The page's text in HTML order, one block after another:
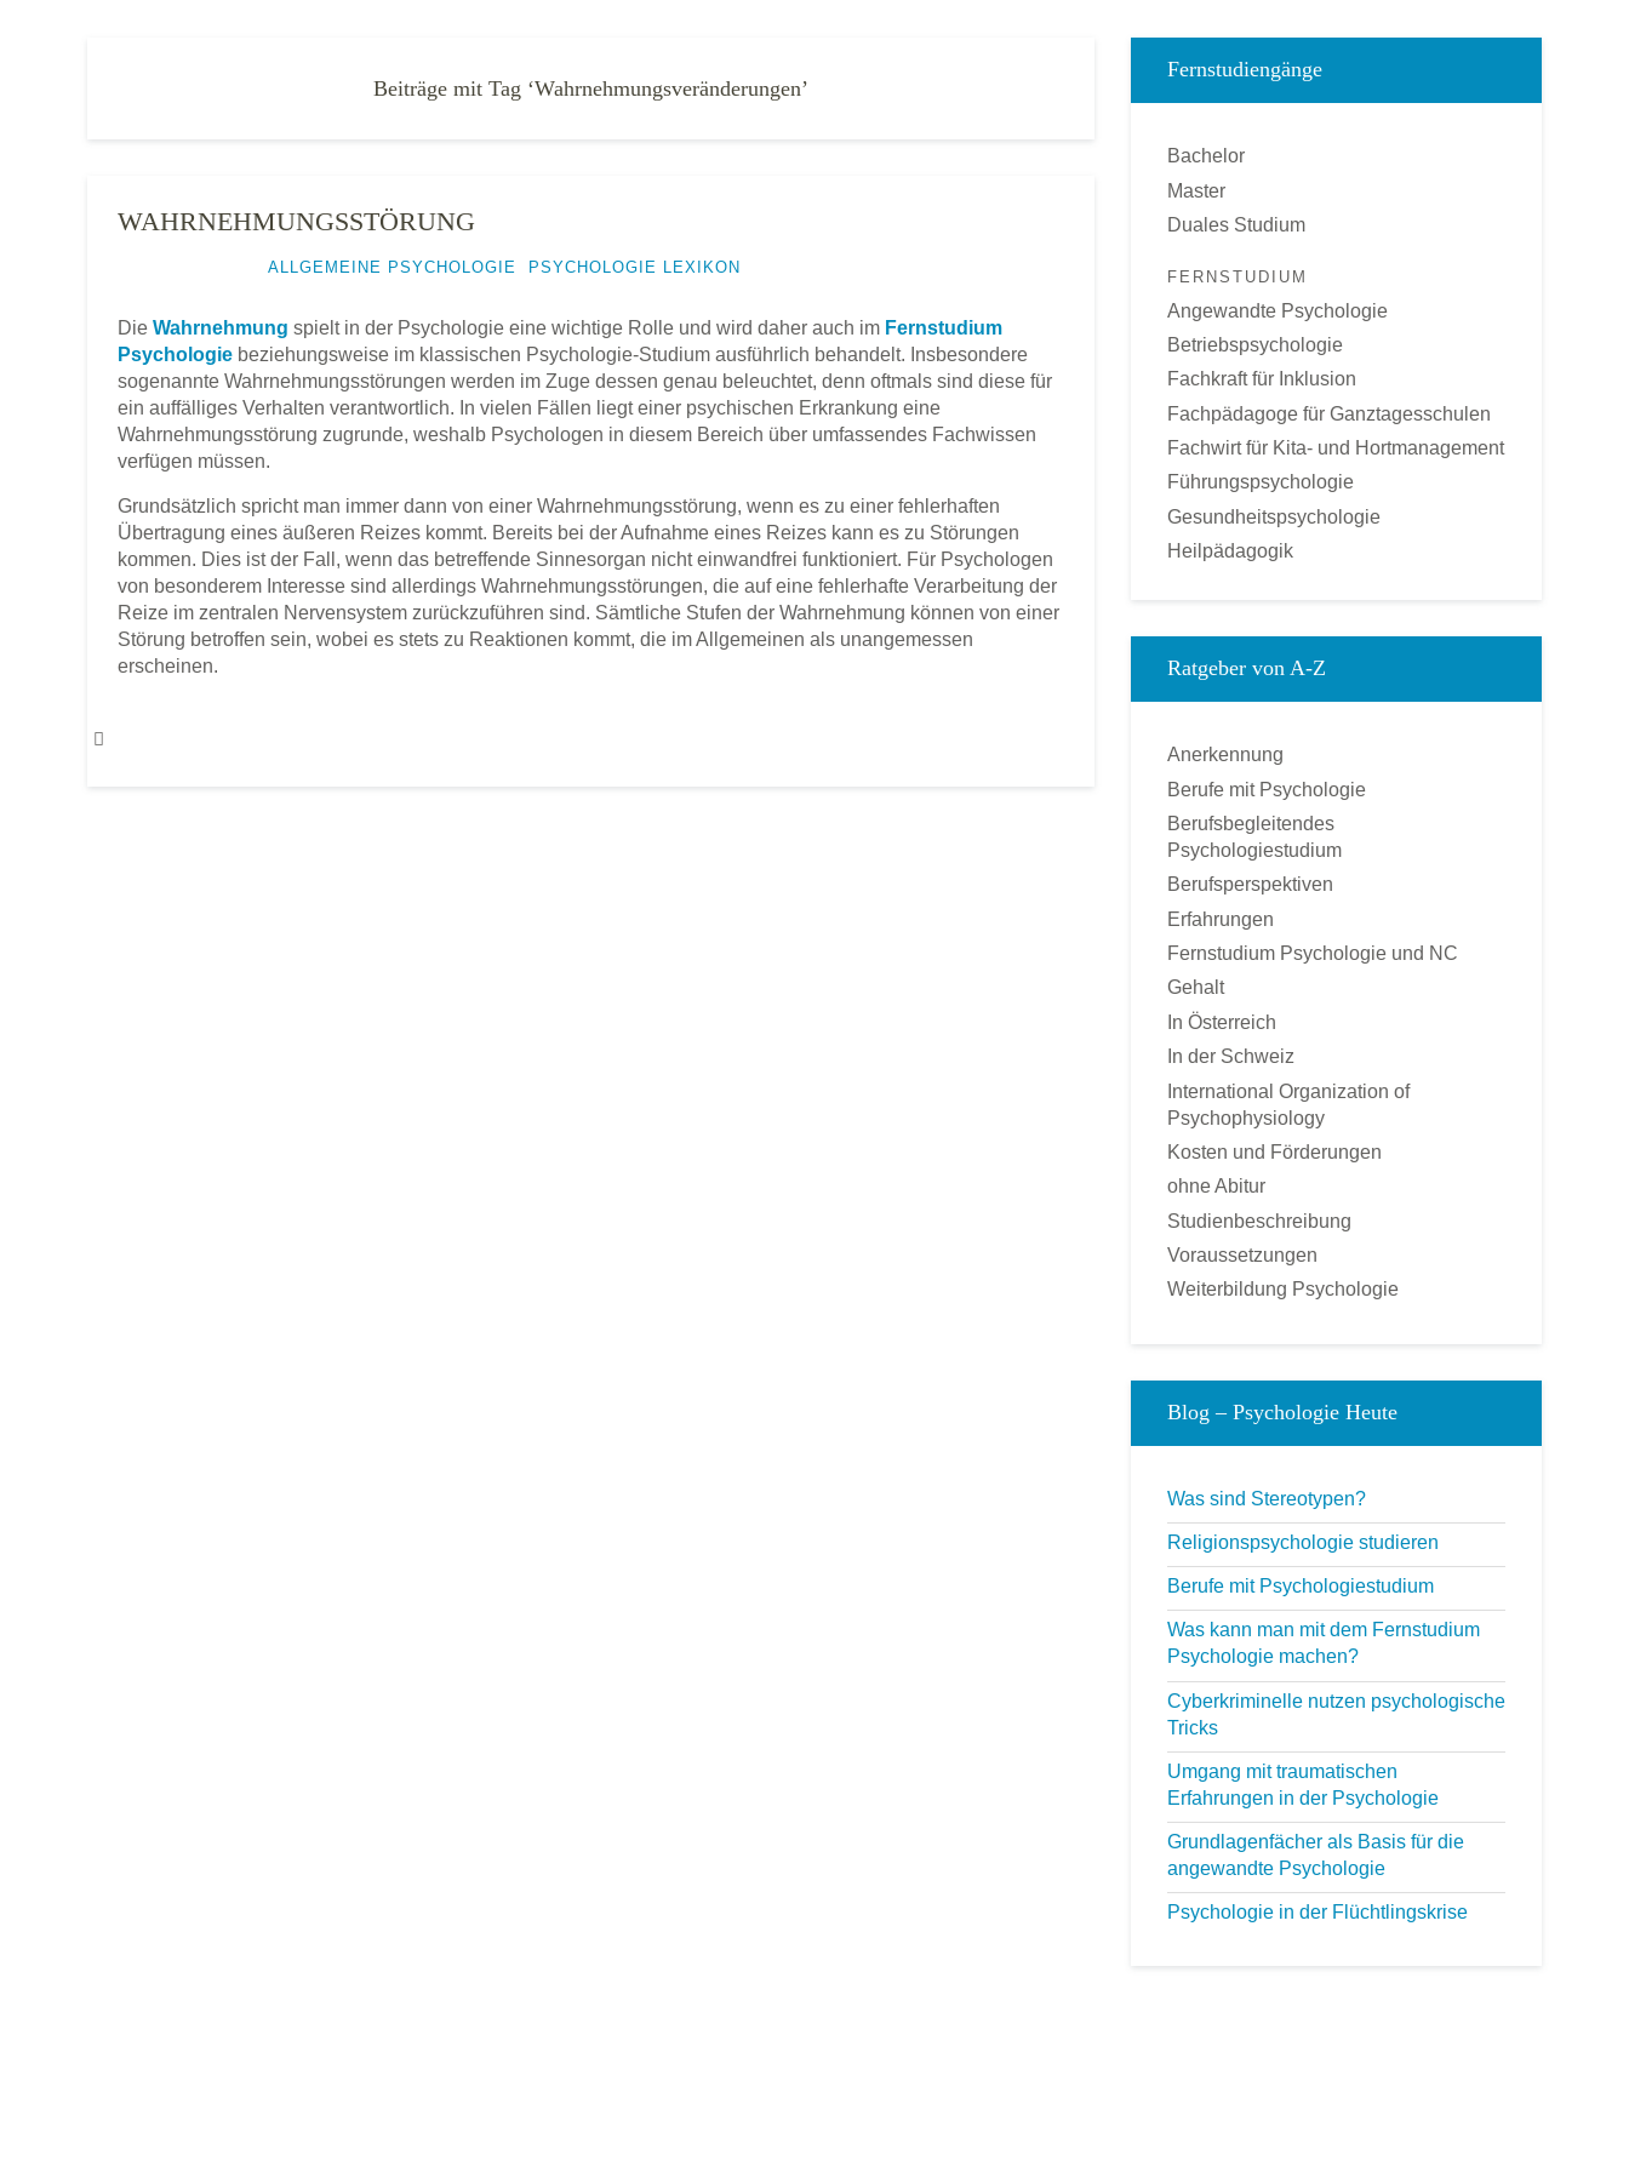
Beiträge mit Tag ‘Wahrnehmungsveränderungen’
WAHRNEHMUNGSSTÖRUNG
ALLGEMEINE PSYCHOLOGIE PSYCHOLOGIE LEXIKON
Die Wahrnehmung spielt in der Psychologie eine wichtige Rolle und wird daher auch im Fernstudium
Psychologie beziehungsweise im klassischen Psychologie-Studium ausführlich behandelt. Insbesondere
sogenannte Wahrnehmungsstörungen werden im Zuge dessen genau beleuchtet, denn oftmals sind diese für
ein auffälliges Verhalten verantwortlich. In vielen Fällen liegt einer psychischen Erkrankung eine
Wahrnehmungsstörung zugrunde, weshalb Psychologen in diesem Bereich über umfassendes Fachwissen
verfügen müssen.
Grundsätzlich spricht man immer dann von einer Wahrnehmungsstörung, wenn es zu einer fehlerhaften
Übertragung eines äußeren Reizes kommt. Bereits bei der Aufnahme eines Reizes kann es zu Störungen
kommen. Dies ist der Fall, wenn das betreffende Sinnesorgan nicht einwandfrei funktioniert. Für Psychologen
von besonderem Interesse sind allerdings Wahrnehmungsstörungen, die auf eine fehlerhafte Verarbeitung der
Reize im zentralen Nervensystem zurückzuführen sind. Sämtliche Stufen der Wahrnehmung können von einer
Störung betroffen sein, wobei es stets zu Reaktionen kommt, die im Allgemeinen als unangemessen
erscheinen.
Fernstudiengänge
Bachelor
Master
Duales Studium
FERNSTUDIUM
Angewandte Psychologie
Betriebspsychologie
Fachkraft für Inklusion
Fachpädagoge für Ganztagesschulen
Fachwirt für Kita- und Hortmanagement
Führungspsychologie
Gesundheitspsychologie
Heilpädagogik
Ökonomische Psychologie
Pädagogische Psychologie
Personal und Business Coach
Praktische Psychologie
Psychologie
Psychologischer Berater
Psychotherapie – Heilpraktiker
Rechtspsychologie
Sozialpsychologie
Soziologie
Sportpsychologie
Angst- und Stressbewältigung
Konfliktmanagement
Lerncoach
Mediation
Mentaltrainer
NLP Ausbildung
Palliativbegleiter
Persönlichkeitstraining
Stressmanagement
Suchtberatung
Ratgeber von A-Z
Anerkennung
Berufe mit Psychologie
Berufsbegleitendes
Psychologiestudium
Berufsperspektiven
Erfahrungen
Fernstudium Psychologie und NC
Gehalt
In Österreich
In der Schweiz
International Organization of
Psychophysiology
Kosten und Förderungen
ohne Abitur
Studienbeschreibung
Voraussetzungen
Weiterbildung Psychologie
Blog – Psychologie Heute
Was sind Stereotypen?
Religionspsychologie studieren
Berufe mit Psychologiestudium
Was kann man mit dem Fernstudium
Psychologie machen?
Cyberkriminelle nutzen psychologische
Tricks
Umgang mit traumatischen
Erfahrungen in der Psychologie
Grundlagenfächer als Basis für die
angewandte Psychologie
Psychologie in der Flüchtlingskrise